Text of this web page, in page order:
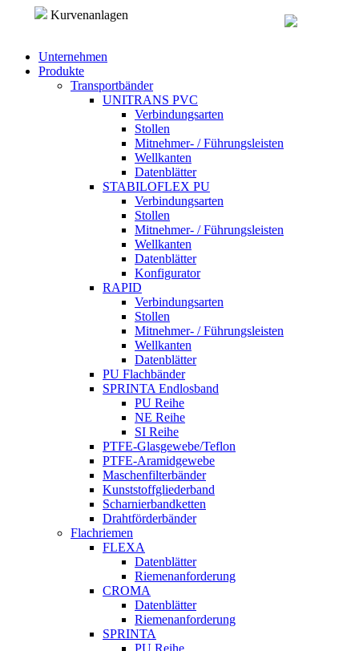
Direkt zum Inhalt
Kurvenanlagen
Unternehmen
Produkte
Transportbänder
UNITRANS PVC
Verbindungsarten
Stollen
Mitnehmer- / Führungsleisten
Wellkanten
Datenblätter
STABILOFLEX PU
Verbindungsarten
Stollen
Mitnehmer- / Führungsleisten
Wellkanten
Datenblätter
Konfigurator
RAPID
Verbindungsarten
Stollen
Mitnehmer- / Führungsleisten
Wellkanten
Datenblätter
PU Flachbänder
SPRINTA Endlosband
PU Reihe
NE Reihe
SI Reihe
PTFE-Glasgewebe/Teflon
PTFE-Aramidgewebe
Maschenfilterbänder
Kunststoffgliederband
Scharnierbandketten
Drahtförderbänder
Flachriemen
FLEXA
Datenblätter
Riemenanforderung
CROMA
Datenblätter
Riemenanforderung
SPRINTA
PU Reihe